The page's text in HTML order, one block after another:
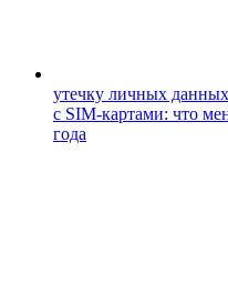
утечку личных
с SIM-картами: что
года